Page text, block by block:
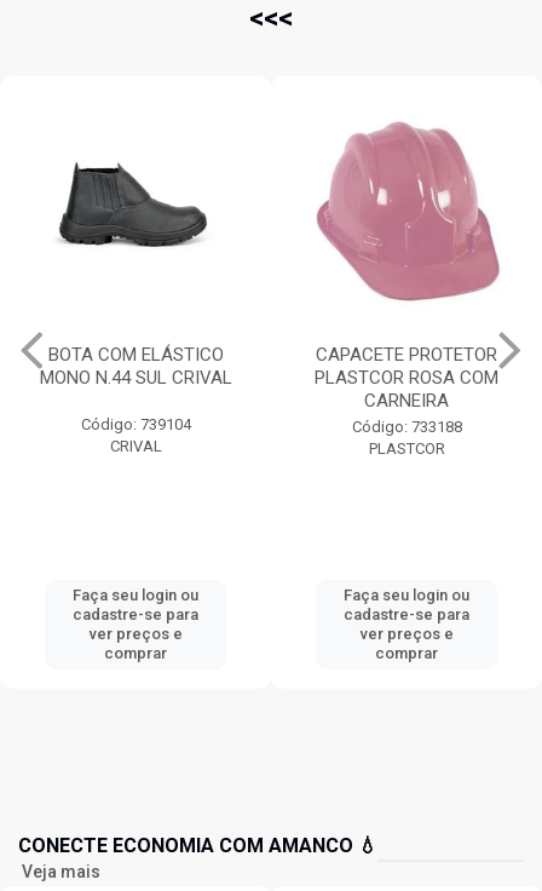
<<<
BOTA COM ELÁSTICO
MONO N.44 SUL CRIVAL
Código: 739104
CRIVAL
Faça seu login ou
cadastre-se para
ver preços e
comprar
CAPACETE PROTETOR
PLASTCOR ROSA COM
CARNEIRA
Código: 733188
PLASTCOR
Faça seu login ou
cadastre-se para
ver preços e
comprar
CONECTE ECONOMIA COM AMANCO 💧
Veja mais